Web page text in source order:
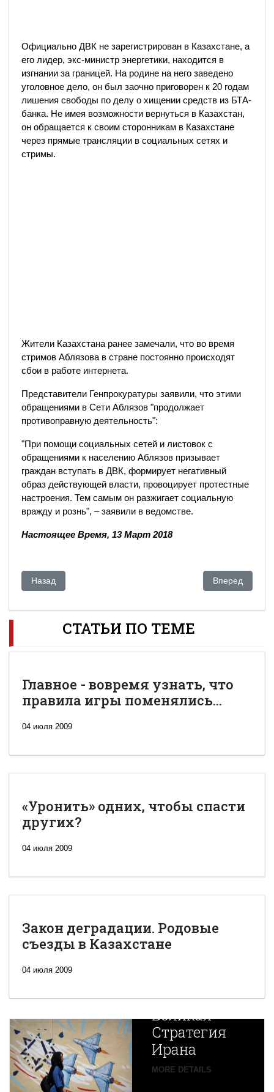
Официально ДВК не зарегистрирован в Казахстане, а
его лидер, экс-министр энергетики, находится в
изгнании за границей. На родине на него заведено
уголовное дело, он был заочно приговорен к 20 годам
лишения свободы по делу о хищении средств из БТА-
банка. Не имея возможности вернуться в Казахстан,
он обращается к своим сторонникам в Казахстане
через прямые трансляции в социальных сетях и
стримы.
Жители Казахстана ранее замечали, что во время
стримов Аблязова в стране постоянно происходят
сбои в работе интернета.
Представители Генпрокуратуры заявили, что этими
обращениями в Сети Аблязов "продолжает
противоправную деятельность":
"При помощи социальных сетей и листовок с
обращениями к населению Аблязов призывает
граждан вступать в ДВК, формирует негативный
образ действующей власти, провоцирует протестные
настроения. Тем самым он разжигает социальную
вражду и рознь", – заявили в ведомстве.
Настоящее Время, 13 Март 2018
Предыдущий: Си Цзиньпин перестраивает Китай под себя
Назад Следующий:
Вперед
СТАТЬИ ПО ТЕМЕ
Главное - вовремя узнать, что
правила игры поменялись...
04 июля 2009
«Уронить» одних, чтобы спасти
других?
04 июля 2009
Закон деградации. Родовые
съезды в Казахстане
04 июля 2009
Новая
Великая
Стратегия
Ирана
MORE DETAILS
Путин